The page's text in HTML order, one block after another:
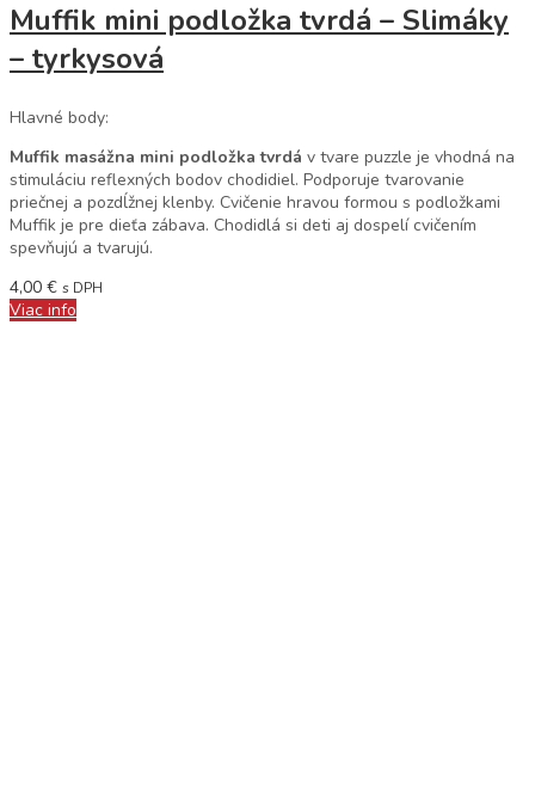
Muffik mini podložka tvrdá – Slimáky
– tyrkysová
Hlavné body:
Muffik masážna mini podložka tvrdá v tvare puzzle je vhodná na
stimuláciu reflexných bodov chodidiel. Podporuje tvarovanie
priečnej a pozdĺžnej klenby. Cvičenie hravou formou s podložkami
Muffik je pre dieťa zábava. Chodidlá si deti aj dospelí cvičením
spevňujú a tvarujú.
4,00 € s DPH
Viac info